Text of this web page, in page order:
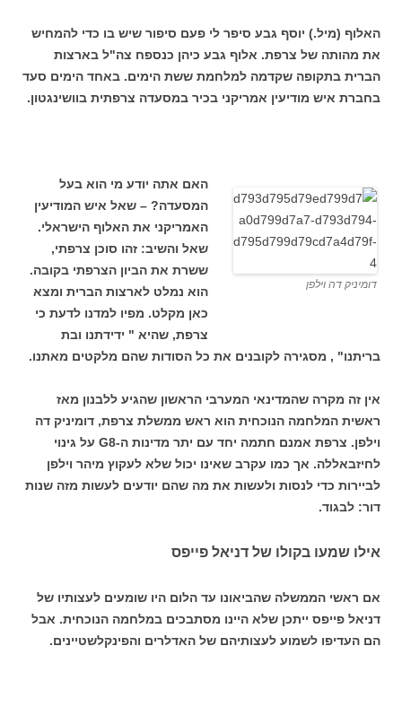
האלוף (מיל.) יוסף גבע סיפר לי פעם סיפור שיש בו כדי להמחיש
את מהותה של צרפת. אלוף גבע כיהן כנספח צה"ל בארצות
הברית בתקופה שקדמה למלחמת ששת הימים. באחד הימים סעד
בחברת איש מודיעין אמריקני בכיר במסעדה צרפתית בוושינגטון.
דומיניק דה וילפן
האם אתה יודע מי הוא בעל
המסעדה? – שאל איש המודיעין
האמריקני את האלוף הישראלי.
שאל והשיב: זהו סוכן צרפתי,
ששרת את הביון הצרפתי בקובה.
הוא נמלט לארצות הברית ומצא
כאן מקלט. מפיו למדנו לדעת כי
צרפת, שהיא " ידידתנו ובת
בריתנו" , מסגירה לקובנים את כל הסודות שהם מלקטים מאתנו.
אין זה מקרה שהמדינאי המערבי הראשון שהגיע ללבנון מאז
ראשית המלחמה הנוכחית הוא ראש ממשלת צרפת, דומיניק דה
וילפן. צרפת אמנם חתמה יחד עם יתר מדינות ה-G8 על גינוי
לחיזבאללה. אך כמו עקרב שאינו יכול שלא לעקוץ מיהר וילפן
לביירות כדי לנסות ולעשות את מה שהם יודעים לעשות מזה שנות
דור: לבגוד.
אילו שמעו בקולו של דניאל פייפס
אם ראשי הממשלה שהביאונו עד הלום היו שומעים לעצותיו של
דניאל פייפס ייתכן שלא היינו מסתבכים במלחמה הנוכחית. אבל
הם העדיפו לשמוע לעצותיהם של האדלרים והפינקלשטיינים.